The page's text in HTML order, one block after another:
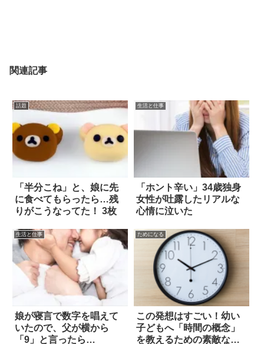
関連記事
話題
「半分こね」と、娘に先
に食べてもらったら…残
りがこうなってた！ 3枚
生活と仕事
「ホント辛い」34歳独身
女性が吐露したリアルな
心情に泣いた
生活と仕事
娘が寝言で数字を唱えて
いたので、父が横から
「9」と言ったら…
ためになる
この発想はすごい！幼い
子どもへ「時間の概念」
を教えるための素敵なア